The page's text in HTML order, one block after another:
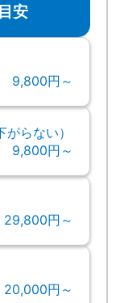
安
9,800円～
らない）
9,800円～
29,800円～
20,000円～